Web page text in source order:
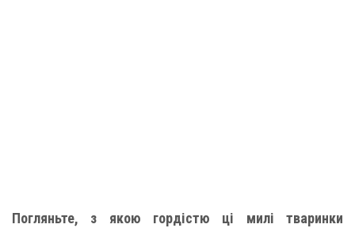
Погляньте, з якою гордістю ці милі тваринки